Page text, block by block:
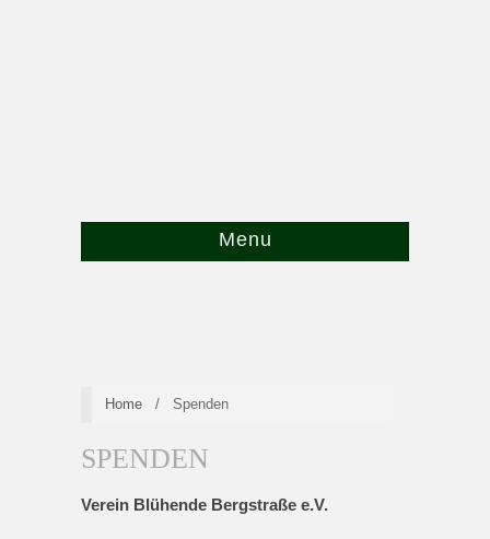
Menu
Home / Spenden
SPENDEN
Verein Blühende Bergstraße e.V.